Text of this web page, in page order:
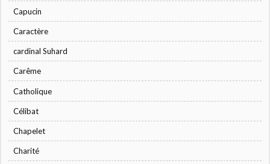
Capucin
Caractère
cardinal Suhard
Carême
Catholique
Célibat
Chapelet
Charité